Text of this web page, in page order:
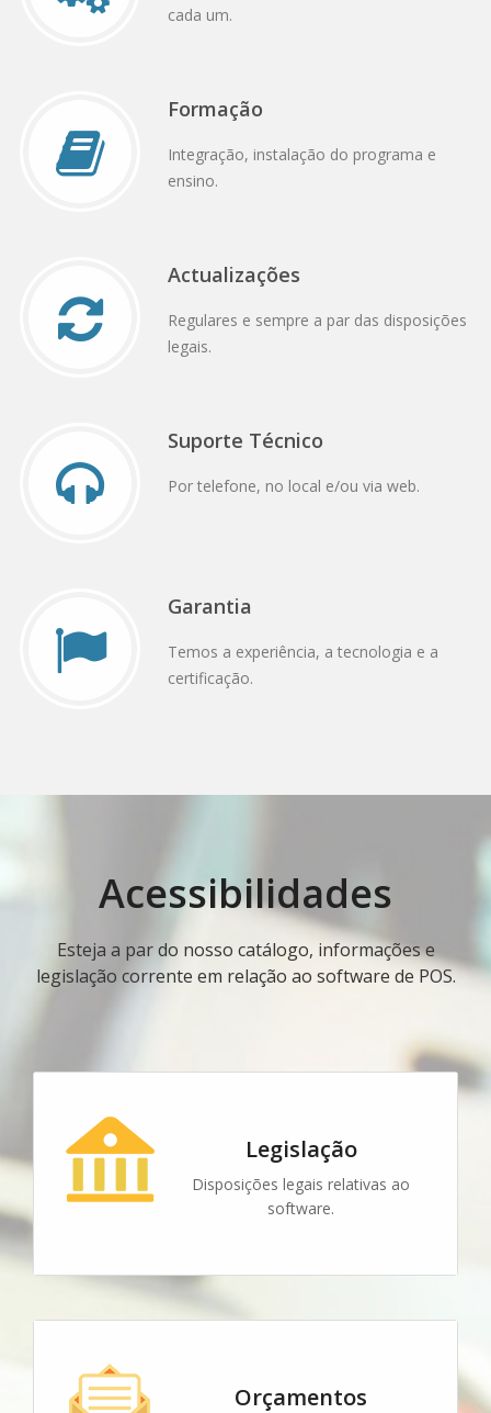
cada um.
Formação
Integração, instalação do programa e
ensino.
Actualizações
Regulares e sempre a par das disposições
legais.
Suporte Técnico
Por telefone, no local e/ou via web.
Garantia
Temos a experiência, a tecnologia e a
certificação.
Acessibilidades
Esteja a par do nosso catálogo, informações e
legislação corrente em relação ao software de POS.
Legislação
Disposições legais relativas ao
software.
Orçamentos